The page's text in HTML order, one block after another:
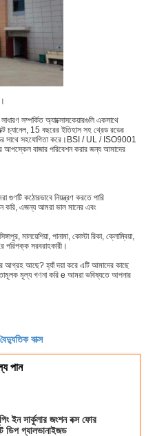
সম্পর্কিত অ্যাক্সোসকেয়ারগুলি একসাথে
চ্যানেল, 15 বছরের ইতিহাস সহ থ্রেড রডের
সাথে সহযোগিতা করে।BSI / UL / ISO9001
আপস্কেল বাজার পরিবেশন করার জন্য আমাদের
গুণটি কঠোরভাবে নিয়ন্ত্রণ করতে পারি
করি, এজন্য আমরা ভাল মানের এবং
মালয়েশিয়া, পানামা, কোস্টা রিকা, ক্লোম্বিয়া,
পরিপক্ক সরবরাহকারী।
আগ্রহ আছে? হ্যাঁ দয়া করে এটি আমাদের কাছে
মূল্য গণনা করি e আমরা ভবিষ্যতে আপনার
বাক্স
পান
ইন সার্কুলার জংশন বক্স ফোর
ডিপ গ্যালভানাইজড